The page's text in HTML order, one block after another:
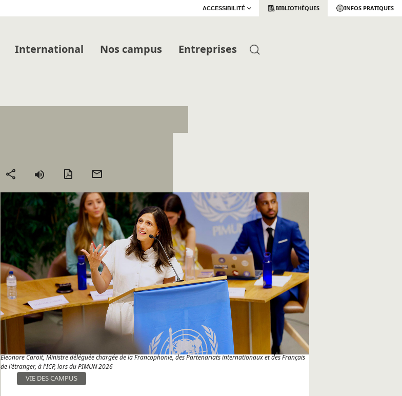
ACCESSIBILITÉ BIBLIOTHÈQUES INFOS PRATIQUES
International Nos campus Entreprises
Partager
Version
mail
Eleonore Caroit, Ministre déléguée chargée de la Francophonie, des Partenariats internationaux et des Français
de l'étranger, à l'ICP, lors du PIMUN 2026
VIE DES CAMPUS